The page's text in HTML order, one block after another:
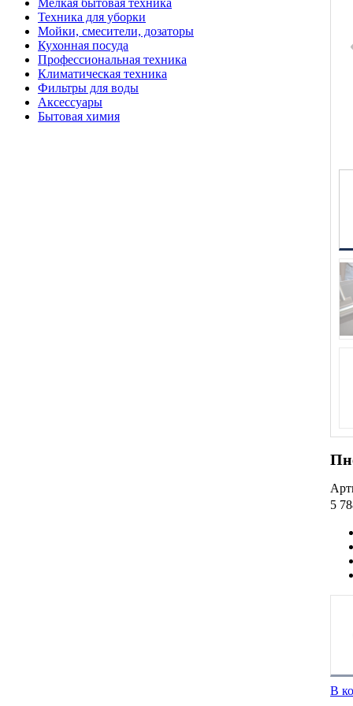
5
В
Мелкая бытовая техника
Техника для уборки
Мойки, смесители, дозаторы
Кухонная посуда
Профессиональная техника
Климатическая техника
Фильтры для воды
Аксессуары
Бытовая химия